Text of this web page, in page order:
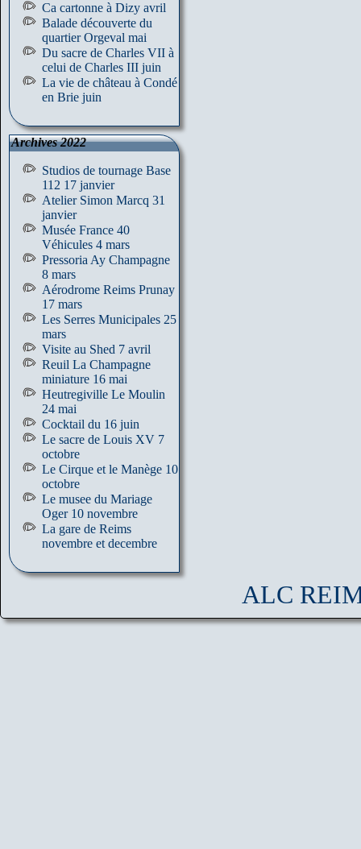
Ca cartonne à Dizy avril
Balade découverte du
quartier Orgeval mai
Du sacre de Charles VII à
celui de Charles III juin
La vie de château à Condé
en Brie juin
Archives 2022
Studios de tournage Base
112 17 janvier
Atelier Simon Marcq 31
janvier
Musée France 40
Véhicules 4 mars
Pressoria Ay Champagne
8 mars
Aérodrome Reims Prunay
17 mars
Les Serres Municipales 25
mars
Visite au Shed 7 avril
Reuil La Champagne
miniature 16 mai
Heutregiville Le Moulin
24 mai
Cocktail du 16 juin
Le sacre de Louis XV 7
octobre
Le Cirque et le Manège 10
octobre
Le musee du Mariage
Oger 10 novembre
La gare de Reims
novembre et decembre
ALC